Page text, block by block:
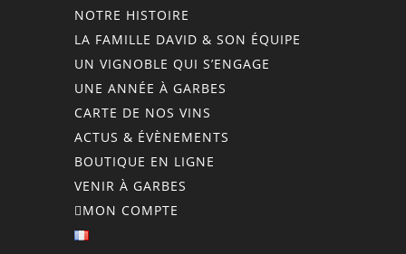
NOTRE HISTOIRE
LA FAMILLE DAVID & SON ÉQUIPE
UN VIGNOBLE QUI S’ENGAGE
UNE ANNÉE À GARBES
CARTE DE NOS VINS
ACTUS & ÉVÈNEMENTS
BOUTIQUE EN LIGNE
VENIR À GARBES
MON COMPTE